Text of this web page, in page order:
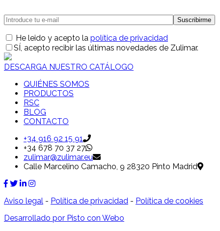
He leido y acepto la política de privacidad
SÍ , acepto recibir las últimas novedades de Zulimar.
DESCARGA NUESTRO CATÁLOGO
QUIÉNES SOMOS
PRODUCTOS
RSC
BLOG
CONTACTO
+34 916 92 15 91
+34 678 70 37 27
zulimar@zulimar.eu
Calle Marcelino Camacho, 9 28320 Pinto Madrid
Aviso legal - Política de privacidad - Política de cookies
Desarrollado por Pisto con Webo